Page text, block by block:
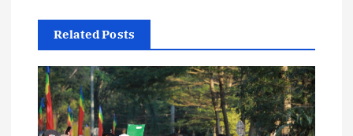
Related Posts